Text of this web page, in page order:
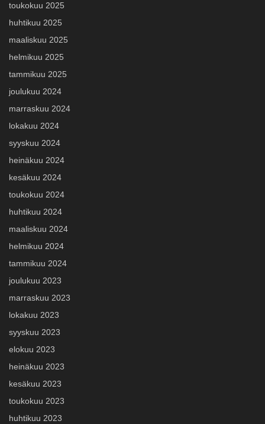
toukokuu 2025
huhtikuu 2025
maaliskuu 2025
helmikuu 2025
tammikuu 2025
joulukuu 2024
marraskuu 2024
lokakuu 2024
syyskuu 2024
heinäkuu 2024
kesäkuu 2024
toukokuu 2024
huhtikuu 2024
maaliskuu 2024
helmikuu 2024
tammikuu 2024
joulukuu 2023
marraskuu 2023
lokakuu 2023
syyskuu 2023
elokuu 2023
heinäkuu 2023
kesäkuu 2023
toukokuu 2023
huhtikuu 2023